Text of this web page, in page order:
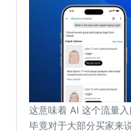
这意味着 AI 这个流量
毕竟对于大部分买家来